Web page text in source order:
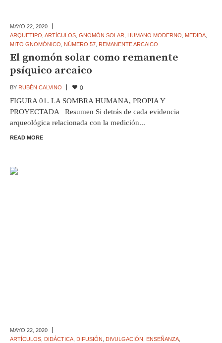
MAYO 22, 2020
ARQUETIPO ARTÍCULOS, GNOMÓN SOLAR HUMANO MODERNO MEDIDA,
MITO GNOMÓNICO
NÚMERO 57, REMANENTE ARCAICO
El gnomón solar como remanente
psíquico arcaico
BY RUBÉN CALVINO 0
FIGURA 01. LA SOMBRA HUMANA, PROPIA Y
PROYECTADA Resumen Si detrás de cada evidencia
arqueológica relacionada con la medición...
READ MORE
MAYO 22, 2020
ARTÍCULOS, DIDÁCTICA, DIFUSIÓN DIVULGACIÓN ENSEÑANZA,